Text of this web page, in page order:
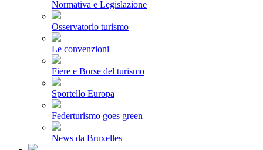
Normativa e Legislazione
Osservatorio turismo
Le convenzioni
Fiere e Borse del turismo
Sportello Europa
Federturismo goes green
News da Bruxelles